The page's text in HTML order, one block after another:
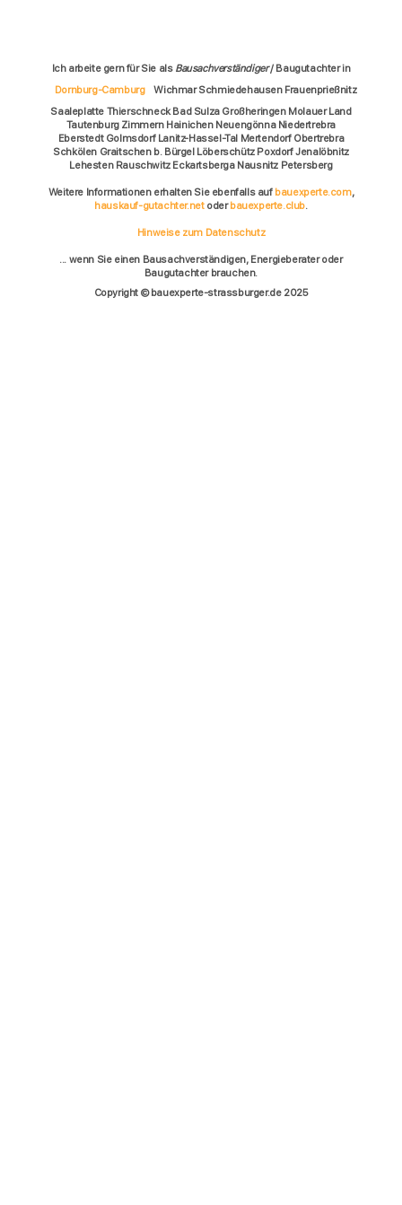
Ich arbeite gern für Sie als Bausachverständiger/ Baugutachter in
Dornburg-Camburg
Wichmar Schmiedehausen Frauenprießnitz
Saaleplatte Thierschneck Bad Sulza Großheringen Molauer Land
Tautenburg Zimmern Hainichen Neuengönna Niedertrebra
Eberstedt Golmsdorf Lanitz-Hassel-Tal Mertendorf Obertrebra
Schkölen Graitschen b. Bürgel Löberschütz Poxdorf Jenalöbnitz
Lehesten Rauschwitz Eckartsberga Nausnitz Petersberg
Weitere Informationen erhalten Sie ebenfalls auf bauexperte.com,
hauskauf-gutachter.netoderbauexperte.club.
Hinweise zum Datenschutz
... wenn Sie einen Bausachverständigen, Energieberater oder
Baugutachter brauchen.
Copyright © bauexperte-strassburger.de 2025